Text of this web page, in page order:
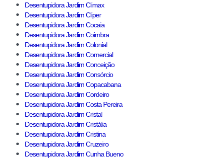
Desentupidora Jardim Climax
Desentupidora Jardim Cliper
Desentupidora Jardim Cocaia
Desentupidora Jardim Coimbra
Desentupidora Jardim Colonial
Desentupidora Jardim Comercial
Desentupidora Jardim Conceição
Desentupidora Jardim Consórcio
Desentupidora Jardim Copacabana
Desentupidora Jardim Cordeiro
Desentupidora Jardim Costa Pereira
Desentupidora Jardim Cristal
Desentupidora Jardim Cristália
Desentupidora Jardim Cristina
Desentupidora Jardim Cruzeiro
Desentupidora Jardim Cunha Bueno